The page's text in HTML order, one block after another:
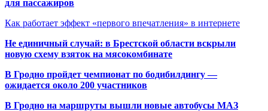
для пассажиров
Как работает эффект «первого впечатления» в интернете
Не единичный случай: в Брестской области вскрыли
новую схему взяток на мясокомбинате
В Гродно пройдет чемпионат по бодибилдингу —
ожидается около 200 участников
В Гродно на маршруты вышли новые автобусы МАЗ